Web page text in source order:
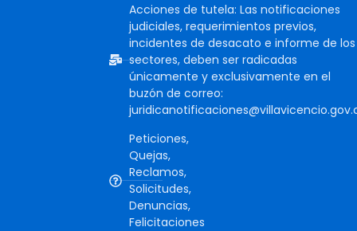
Acciones de tutela: Las notificaciones
judiciales, requerimientos previos,
incidentes de desacato e informe de los
sectores, deben ser radicadas
únicamente y exclusivamente en el
buzón de correo:
Peticiones,
Quejas,
Reclamos,
Solicitudes,
Denuncias,
Felicitaciones